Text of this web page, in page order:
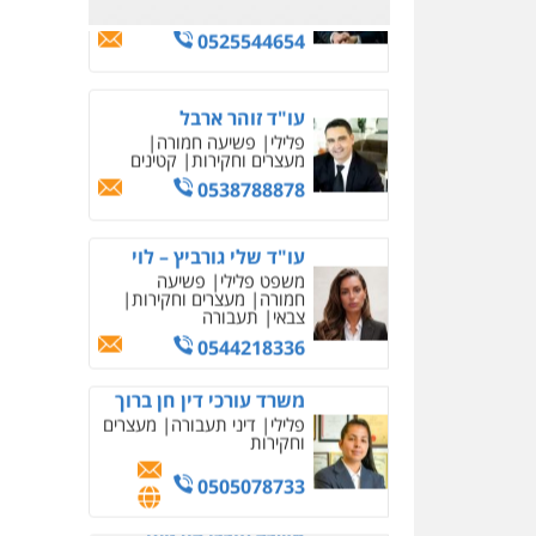
עו"ד שלי גורביץ – לוי
צבאי תעבורה
0544218336
משרד עורכי דין חן ברוך
0505078733
משרד עורכי דין טאי
שרקי
מרב"ד
0547556464
עו"ד אילן אלימלך
פלילי פשיעה חמורה